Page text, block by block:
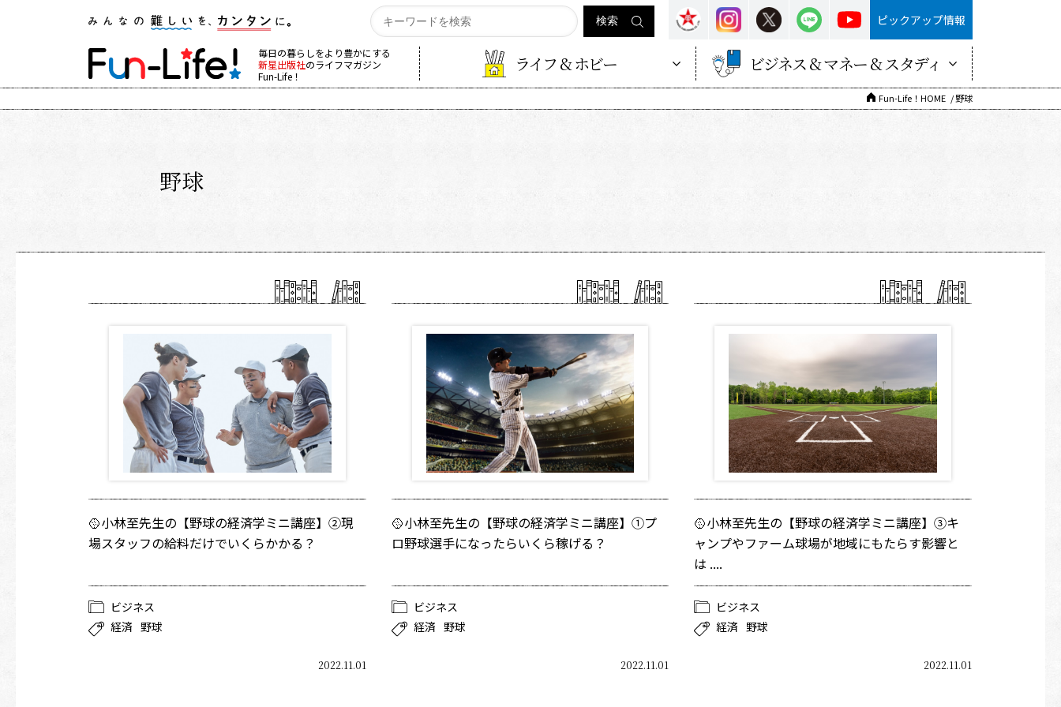
ピックアップ情報
毎日の暮らしをより豊かにする
新星出版社のライフマガジン
Fun-Life！
ライフ & ホビー ビジネス & マネー & スタディ
Fun-Life！HOME 野球
野球
🥎小林至先生の【野球の経済学ミニ講座】②現
場スタッフの給料だけでいくらかかる？
ビジネス
経済 野球
2022.11.01
🥎小林至先生の【野球の経済学ミニ講座】①プ
ロ野球選手になったらいくら稼げる？
ビジネス
経済 野球
2022.11.01
🥎小林至先生の【野球の経済学ミニ講座】③キ
ャンプやファーム球場が地域にもたらす影響と
は ....
ビジネス
経済 野球
2022.11.01